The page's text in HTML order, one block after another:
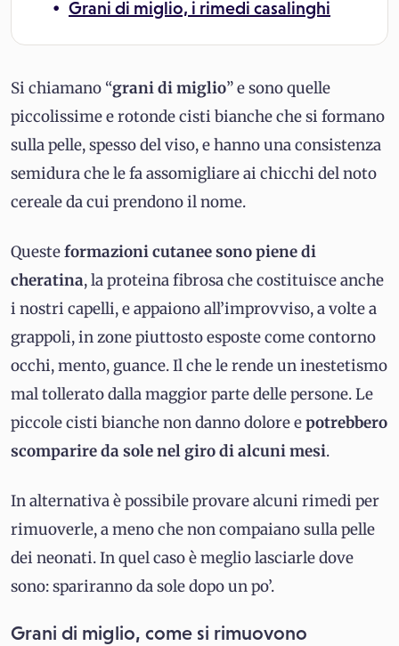
Grani di miglio, i rimedi casalinghi
Si chiamano “grani di miglio” e sono quelle
piccolissime e rotonde cisti bianche che si formano
sulla pelle, spesso del viso, e hanno una consistenza
semidura che le fa assomigliare ai chicchi del noto
cereale da cui prendono il nome.
Questeformazioni cutanee sono piene di
cheratina, la proteina fibrosa che costituisce anche
i nostri capelli, e appaiono all’improvviso, a volte a
grappoli, in zone piuttosto esposte come contorno
occhi, mento, guance. Il che le rende un inestetismo
mal tollerato dalla maggior parte delle persone. Le
piccole cisti bianche non danno dolore epotrebbero
scomparire da sole nel giro di alcuni mesi.
In alternativa è possibile provare alcuni rimedi per
rimuoverle, a meno che non compaiano sulla pelle
dei neonati. In quel caso è meglio lasciarle dove
sono: spariranno da sole dopo un po’.
Grani di miglio, come si rimuovono